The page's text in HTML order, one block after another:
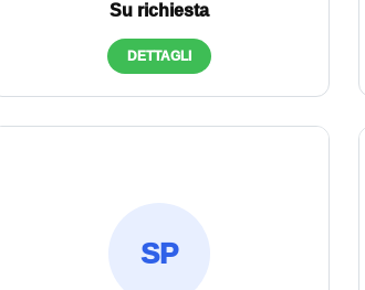
Su richiesta
DETTAGLI
SP